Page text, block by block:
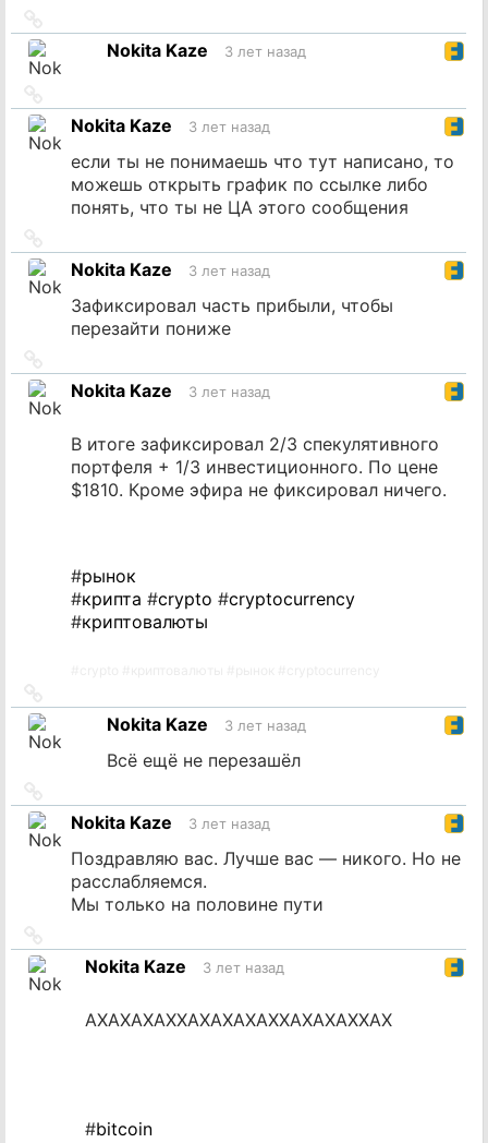
на
источникNokita Kaze 3 лет назад
на
источник
Nokita Kaze 3 лет назад
если ты не понимаешь что тут написано, то
можешь открыть график по ссылке либо
понять, что ты не ЦА этого сообщения
на
источник
Nokita Kaze 3 лет назад
Зафиксировал часть прибыли, чтобы
перезайти пониже
на
источник
Nokita Kaze 3 лет назад
В итоге зафиксировал 2/3 спекулятивного
портфеля + 1/3 инвестиционного. По цене
$1810. Кроме эфира не фиксировал ничего.
#рынок
#крипта #crypto #cryptocurrency
#криптовалюты
на
источникNokita Kaze 3 лет назад
Всё ещё не перезашёл
на
источник
Nokita Kaze 3 лет назад
Поздравляю вас. Лучше вас — никого. Но не
расслабляемся.
Мы только на половине пути
на
источникNokita Kaze 3 лет назад
АХАХАХАХХАХАХАХАХХАХАХАХХАХ
#bitcoin